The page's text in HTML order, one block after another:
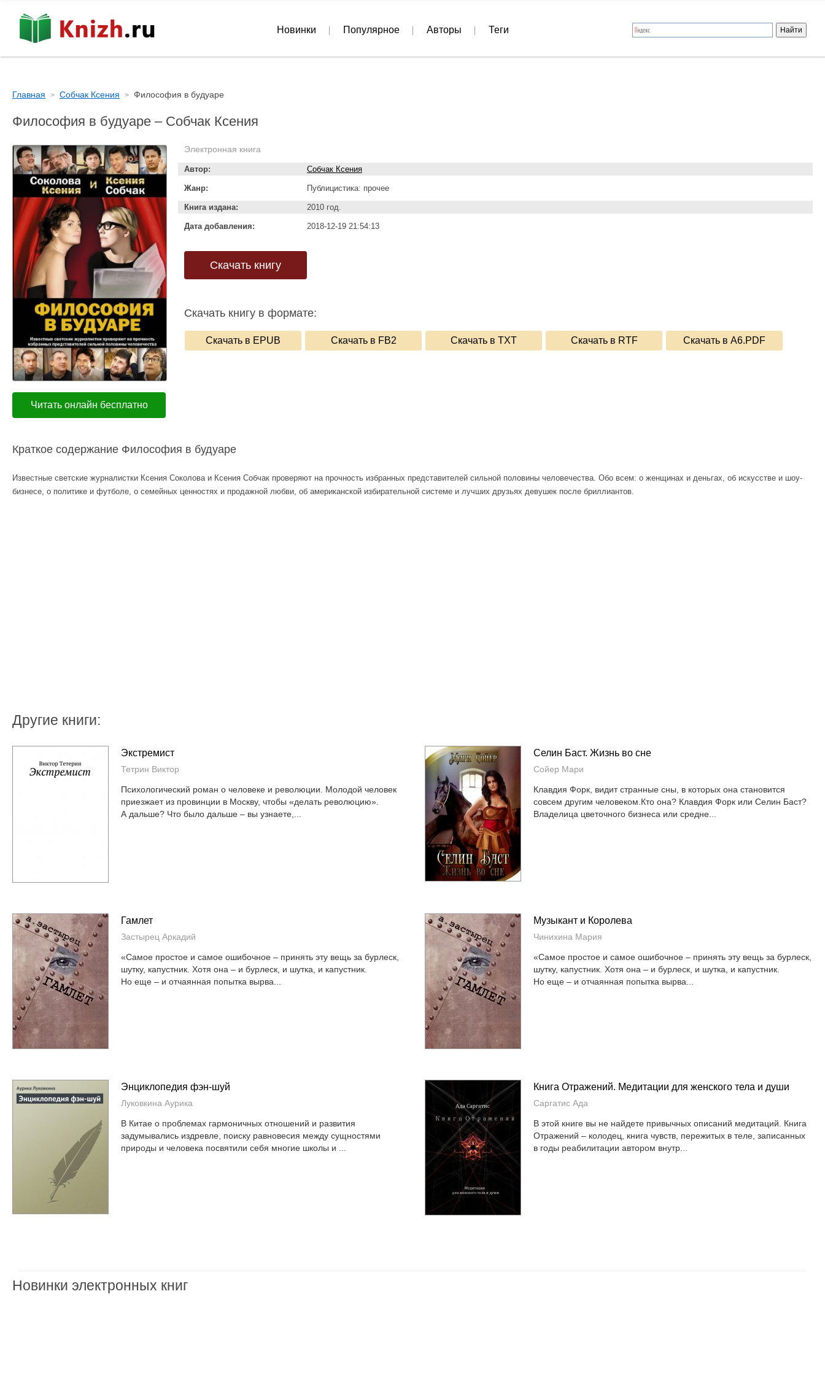
Главная Собчак Ксения Философия в будуаре
Философия в будуаре – Собчак Ксения
Читать онлайн бесплатно
Электронная книга
Автор: Собчак Ксения
Жанр: Публицистика: прочее
Книга издана: 2010 год.
Дата добавления: 2018-12-19 21:54:13
Скачать книгу
Скачать книгу в формате:
Скачать в EPUB Скачать в FB2 Скачать в TXT Скачать в RTF Скачать в A6.PDF
Краткое содержание Философия в будуаре
Известные светские журналистки Ксения Соколова и Ксения Собчак проверяют на прочность избранных представителей сильной половины человечества. Обо всем: о женщинах и деньгах, об искусстве и шоу-
бизнесе, о политике и футболе, о семейных ценностях и продажной любви, об американской избирательной системе и лучших друзьях девушек после бриллиантов.
Другие книги:
Экстремист
Тетрин Виктор
Психологический роман о человеке и революции. Молодой человек
приезжает из провинции в Москву, чтобы «делать революцию».
А дальше? Что было дальше – вы узнаете,...
Селин Баст. Жизнь во сне
Сойер Мари
Клавдия Форк, видит странные сны, в которых она становится
совсем другим человеком.Кто она? Клавдия Форк или Селин Баст?
Владелица цветочного бизнеса или средне...
Гамлет
Застырец Аркадий
«Самое простое и самое ошибочное – принять эту вещь за бурлеск,
шутку, капустник. Хотя она – и бурлеск, и шутка, и капустник.
Но еще – и отчаянная попытка вырва...
Музыкант и Королева
Чинихина Мария
«Самое простое и самое ошибочное – принять эту вещь за бурлеск,
шутку, капустник. Хотя она – и бурлеск, и шутка, и капустник.
Но еще – и отчаянная попытка вырва...
Энциклопедия фэн-шуй
Луковкина Аурика
В Китае о проблемах гармоничных отношений и развития
задумывались издревле, поиску равновесия между сущностями
природы и человека посвятили себя многие школы и ...
Книга Отражений. Медитации для женского тела и души
Саргатис Ада
В этой книге вы не найдете привычных описаний медитаций. Книга
Отражений – колодец, книга чувств, пережитых в теле, записанных
в годы реабилитации автором внутр...
Новинки электронных книг
Новинки Популярное Авторы Теги